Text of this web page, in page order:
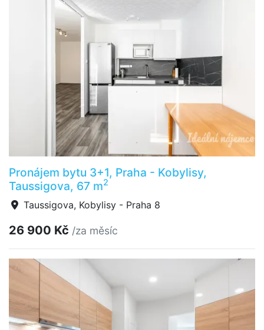
Pronájem bytu 3+1, Praha - Kobylisy,
Taussigova, 67 m2
Taussigova, Kobylisy - Praha 8
26 900 Kč /za měsíc